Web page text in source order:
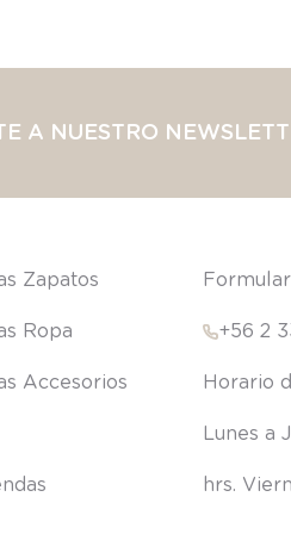
A NUESTRO
Zapatos
Ropa
Accesorios
+56 2
Lunes a
hrs.